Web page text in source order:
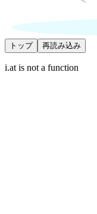
トップ 再読み込み
i.at is not a function